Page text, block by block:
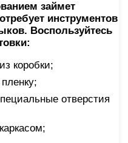
займет
инструментов
Воспользуйтесь
коробки;
отверстия